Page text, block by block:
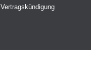
Vertragskündigung